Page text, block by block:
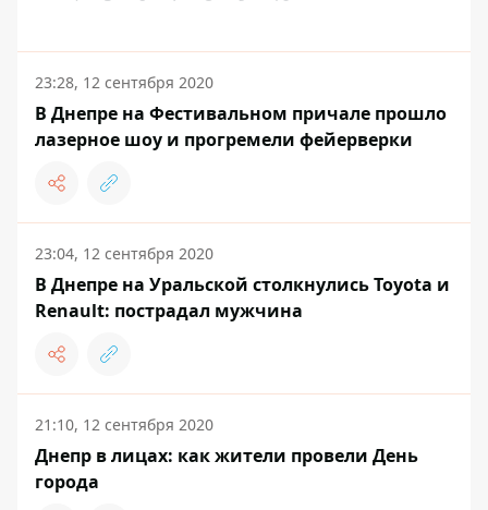
23:28, 12 сентября 2020
В Днепре на Фестивальном причале прошло
лазерное шоу и прогремели фейерверки
23:04, 12 сентября 2020
В Днепре на Уральской столкнулись Toyota и
Renault: пострадал мужчина
21:10, 12 сентября 2020
Днепр в лицах: как жители провели День
города